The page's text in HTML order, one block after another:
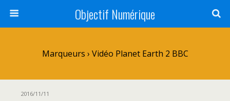
Objectif Numérique
Marqueurs › Vidéo Planet Earth 2 BBC
2016/11/11